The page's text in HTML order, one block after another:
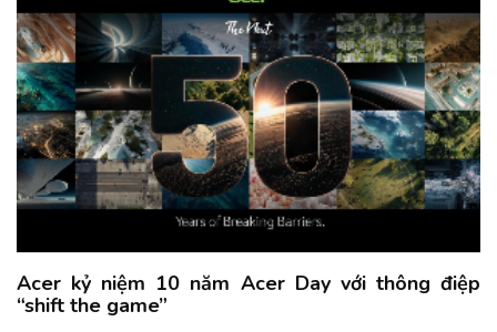
Acer kỷ niệm 10 năm Acer Day với thông điệp
“shift the game”